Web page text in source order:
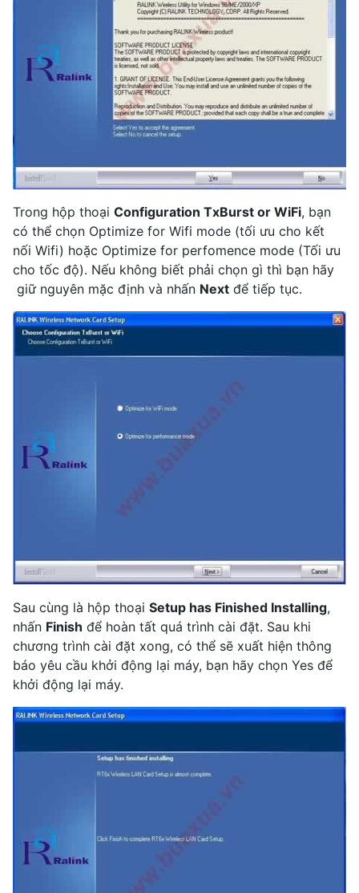
Trong hộp thoại Configuration TxBurst or WiFi, bạn
có thể chọn Optimize for Wifi mode (tối ưu cho kết
nối Wifi) hoặc Optimize for perfomence mode (Tối ưu
cho tốc độ). Nếu không biết phải chọn gì thì bạn hãy
giữ nguyên mặc định và nhấn Next để tiếp tục.
Sau cùng là hộp thoại Setup has Finished Installing,
nhấn Finish để hoàn tất quá trình cài đặt. Sau khi
chương trình cài đặt xong, có thể sẽ xuất hiện thông
báo yêu cầu khởi động lại máy, bạn hãy chọn Yes để
khởi động lại máy.